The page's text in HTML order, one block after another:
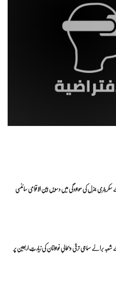
جنرل کی موجودگی میں دسویں بین الاقوامی سائنسی
برائے سماجی ترقی و بحالیِ نوجوانان کی زیارتِ اربعین پر